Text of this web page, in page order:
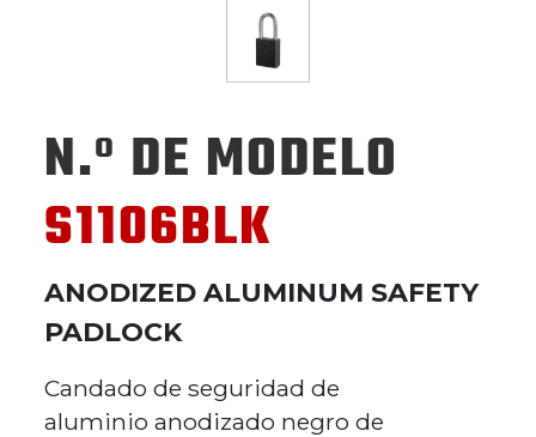
N.º DE MODELO
S1106BLK
ANODIZED ALUMINUM SAFETY
PADLOCK
Candado de seguridad de
aluminio anodizado negro de